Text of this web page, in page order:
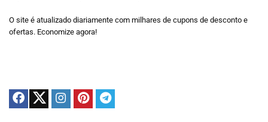
O site é atualizado diariamente com milhares de cupons de desconto e
ofertas. Economize agora!